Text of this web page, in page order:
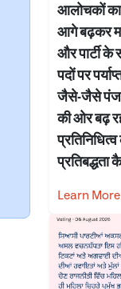
आलोचकों
आगे बढ़कर
और पार्टी के
पदों पर
जैसे-जैसे
की ओर बढ़
प्रतिबद्धता
Learn More